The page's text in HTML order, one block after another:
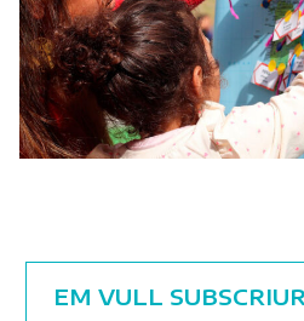
EM VULL